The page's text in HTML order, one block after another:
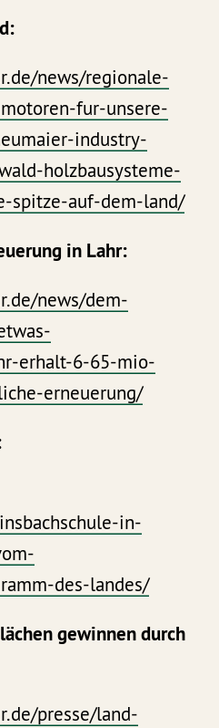
news/regionale-
fur-unsere-
industry-
holzbausysteme-
spitze-auf-dem-land/
in Lahr:
news/dem-
erhalt-6-65-mio-
erneuerung/
in-
des-landes/
gewinnen durch
presse/land-